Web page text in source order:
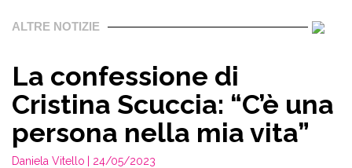
ALTRE NOTIZIE
La confessione di
Cristina Scuccia: “C’è una
persona nella mia vita”
Daniela Vitello | 24/05/2023